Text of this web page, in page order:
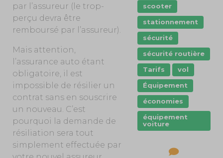
par l’assureur (le trop-
perçu devra être
remboursé par l’assureur).
Mais attention,
l’assurance auto étant
obligatoire, il est
impossible de résilier un
contrat sans en souscrire
un nouveau. C’est
pourquoi la demande de
résiliation sera tout
simplement effectuée par
scooter
stationnement
sécurité
sécurité routière
Tarifs
vol
Équipement
économies
équipement
voiture